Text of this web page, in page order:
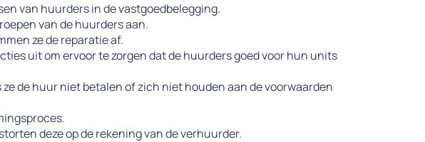
van huurders in de vastgoedbelegging.
van de huurders aan.
ze de reparatie af.
uit om ervoor te zorgen dat de huurders goed voor hun units
de huur niet betalen of zich niet houden aan de voorwaarden
deze op de rekening van de verhuurder.